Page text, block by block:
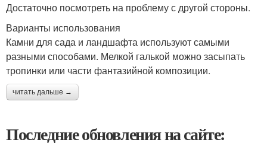
Достаточно посмотреть на проблему с другой стороны.
Варианты использования
Камни для сада и ландшафта используют самыми
разными способами. Мелкой галькой можно засыпать
тропинки или части фантазийной композиции.
читать дальше →
Последние обновления на сайте: